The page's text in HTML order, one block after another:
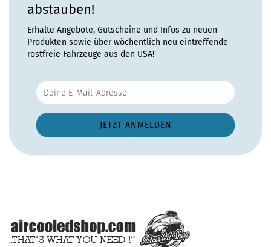
abstauben!
Erhalte Angebote, Gutscheine und Infos zu neuen
Produkten sowie über wöchentlich neu eintreffende
rostfreie Fahrzeuge aus den USA!